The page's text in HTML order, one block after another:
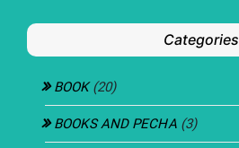
Categories
BOOK(20)
BOOKS AND PECHA(3)